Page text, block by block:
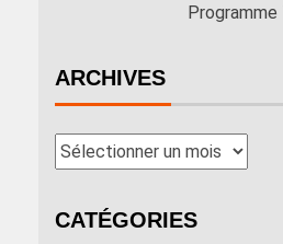
Programme
ARCHIVES
CATÉGORIES